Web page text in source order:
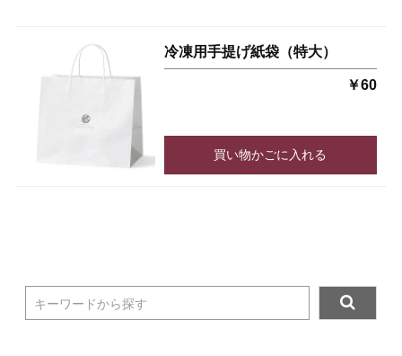
冷凍用手提げ紙袋（特大）
￥60
買い物かごに入れる
キーワードから探す